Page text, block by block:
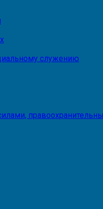
служению